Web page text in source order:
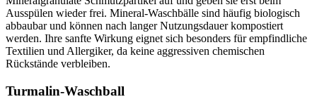
Ausspülen wieder frei. Mineral-Waschbälle sind häufig biologisch
abbaubar und können nach langer Nutzungsdauer kompostiert
werden. Ihre sanfte Wirkung eignet sich besonders für empfindliche
Textilien und Allergiker, da keine aggressiven chemischen
Rückstände verbleiben.
Turmalin-Waschball